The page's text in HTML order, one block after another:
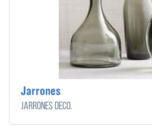
Jarrones
Jarrones Deco.